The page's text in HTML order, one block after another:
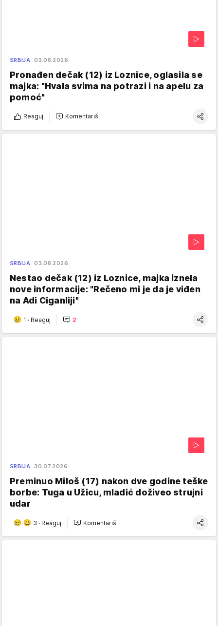
SRBIJA 03.08.2026.
Pronađen dečak (12) iz Loznice, oglasila se
majka: "Hvala svima na potrazi i na apelu za
pomoć"
Reaguj Komentariši
SRBIJA 03.08.2026.
Nestao dečak (12) iz Loznice, majka iznela
nove informacije: "Rečeno mi je da je viđen
na Adi Ciganliji"
1 · Reaguj 2
SRBIJA 30.07.2026.
Preminuo Miloš (17) nakon dve godine teške
borbe: Tuga u Užicu, mladić doživeo strujni
udar
3 · Reaguj Komentariši